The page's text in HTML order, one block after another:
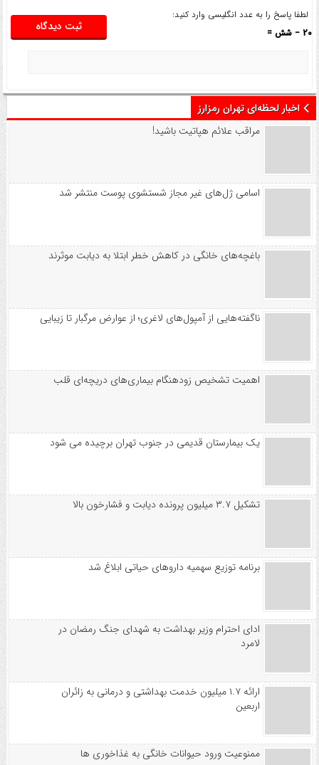
لطفا پاسخ را به عدد انگلیسی وارد کنید:
20 − شش =
اخبار لحظه‌ای تهران رمزارز
مراقب علائم هپاتیت باشید!
اسامی ژل‌های غیر مجاز شستشوی پوست منتشر شد
باغچه‌های خانگی در کاهش خطر ابتلا به دیابت موثرند
ناگفته‌هایی از آمپول‌های لاغری؛ از عوارض مرگبار تا زیبایی
اهمیت تشخیص زودهنگام بیماری‌های دریچه‌ای قلب
یک بیمارستان قدیمی در جنوب تهران برچیده می شود
تشکیل ۳.۷ میلیون پرونده دیابت و فشارخون بالا
برنامه توزیع سهمیه داروهای حیاتی ابلاغ شد
ادای احترام وزیر بهداشت به شهدای جنگ رمضان در
لامرد
ارائه ۱.۷ میلیون خدمت بهداشتی و درمانی به زائران
اربعین
ممنوعیت ورود حیوانات خانگی به غذاخوری ها